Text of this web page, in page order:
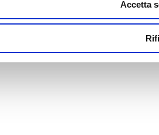
Accetta